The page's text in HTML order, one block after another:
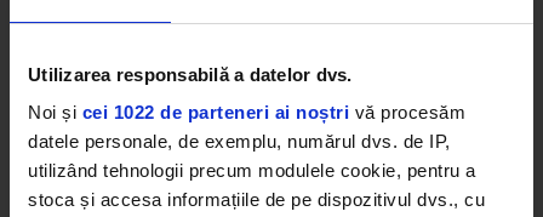
Utilizarea responsabilă a datelor dvs.
Noi și cei 1022 de parteneri ai noștri vă procesăm
datele personale, de exemplu, numărul dvs. de IP,
utilizând tehnologii precum modulele cookie, pentru a
stoca și accesa informațiile de pe dispozitivul dvs., cu
Raluca Netca (regie) & Alex Chițu (DoP), iar de
producție s-a ocupat Arkomo Film.
KARMEN BRUJA